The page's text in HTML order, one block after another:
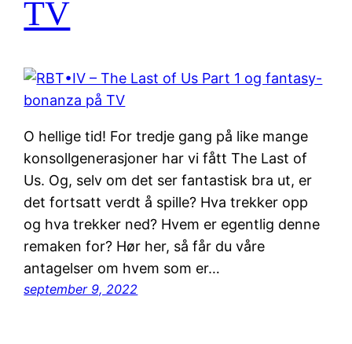
TV
O hellige tid! For tredje gang på like mange
konsollgenerasjoner har vi fått The Last of
Us. Og, selv om det ser fantastisk bra ut, er
det fortsatt verdt å spille? Hva trekker opp
og hva trekker ned? Hvem er egentlig denne
remaken for? Hør her, så får du våre
antagelser om hvem som er…
september 9, 2022